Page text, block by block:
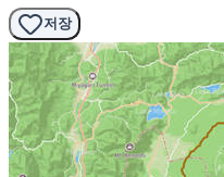
저장